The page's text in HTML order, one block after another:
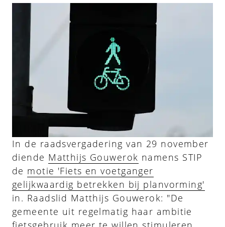
In de raadsvergadering van 29 november
diende Matthijs Gouwerok namens STIP
de motie 'Fiets en voetganger
gelijkwaardig betrekken bij planvorming'
in. Raadslid Matthijs Gouwerok: "De
gemeente uit regelmatig haar ambitie